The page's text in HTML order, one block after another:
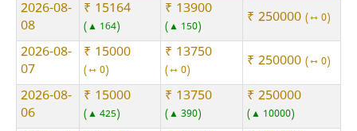
2026-08-
08
₹ 15164
▲ 164
₹ 13900
▲ 150 ₹ 250000 ⇿ 0
2026-08-
07
₹ 15000
⇿ 0
₹ 13750
⇿ 0 ₹ 250000 ⇿ 0
2026-08-
06
₹ 15000
▲ 425
₹ 13750
▲ 390
₹ 250000
▲ 10000